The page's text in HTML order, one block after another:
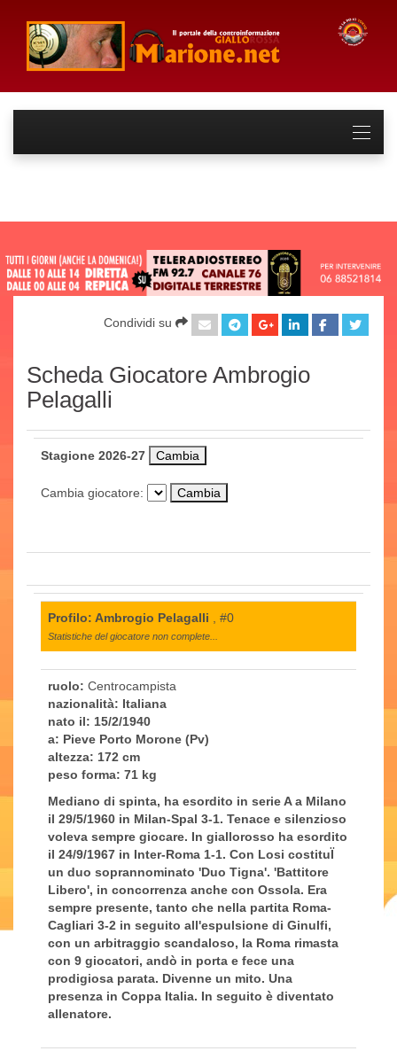
Condividi su
Scheda Giocatore Ambrogio
Pelagalli
Stagione 2026-27
Cambia giocatore:
Profilo: Ambrogio Pelagalli , #0
Statistiche del giocatore non complete...
ruolo: Centrocampista
nazionalità: Italiana
nato il: 15/2/1940
a: Pieve Porto Morone (Pv)
altezza: 172 cm
peso forma: 71 kg
Mediano di spinta, ha esordito in serie A a Milano
il 29/5/1960 in Milan-Spal 3-1. Tenace e silenzioso
voleva sempre giocare. In giallorosso ha esordito
il 24/9/1967 in Inter-Roma 1-1. Con Losi costituÏ
un duo soprannominato 'Duo Tigna'. 'Battitore
Libero', in concorrenza anche con Ossola. Era
sempre presente, tanto che nella partita Roma-
Cagliari 3-2 in seguito all'espulsione di Ginulfi,
con un arbitraggio scandaloso, la Roma rimasta
con 9 giocatori, andò in porta e fece una
prodigiosa parata. Divenne un mito. Una
presenza in Coppa Italia. In seguito è diventato
allenatore.